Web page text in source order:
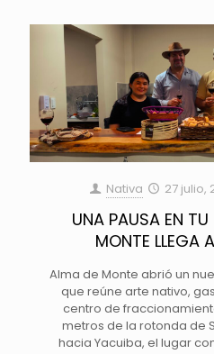
Nativa 27 julio,
UNA PAUSA EN
MONTE LLEGA
Alma de Monte abrió un
que reúne arte nativo,
centro de
metros de la rotonda de
hacia Yacuiba, el lugar